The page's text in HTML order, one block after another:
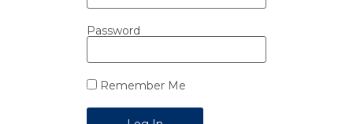
Password
Remember Me